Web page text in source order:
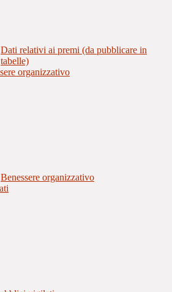
Dati relativi ai premi (da pubblicare in
tabelle)
organizzativo
Benessere organizzativo